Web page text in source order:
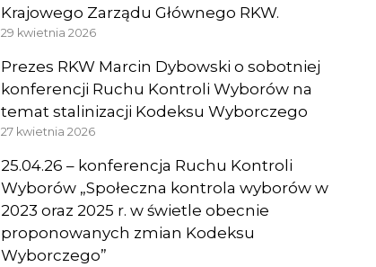
Krajowego Zarządu Głównego RKW.
29 kwietnia 2026
Prezes RKW Marcin Dybowski o sobotniej
konferencji Ruchu Kontroli Wyborów na
temat stalinizacji Kodeksu Wyborczego
27 kwietnia 2026
25.04.26 – konferencja Ruchu Kontroli
Wyborów „Społeczna kontrola wyborów w
2023 oraz 2025 r. w świetle obecnie
proponowanych zmian Kodeksu
Wyborczego”